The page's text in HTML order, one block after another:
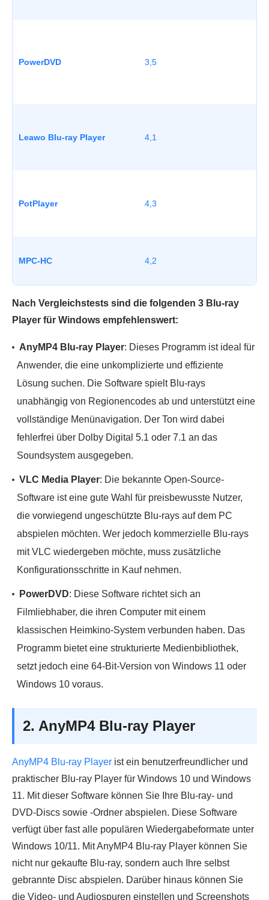
PowerDVD 3,5
Leawo Blu-ray Player 4,1
PotPlayer 4,3
MPC-HC 4,2
Nach Vergleichstests sind die folgenden 3 Blu-ray
Player für Windows empfehlenswert:
AnyMP4 Blu-ray Player: Dieses Programm ist ideal für
Anwender, die eine unkomplizierte und effiziente
Lösung suchen. Die Software spielt Blu-rays
unabhängig von Regionencodes ab und unterstützt eine
vollständige Menünavigation. Der Ton wird dabei
fehlerfrei über Dolby Digital 5.1 oder 7.1 an das
Soundsystem ausgegeben.
VLC Media Player: Die bekannte Open-Source-
Software ist eine gute Wahl für preisbewusste Nutzer,
die vorwiegend ungeschützte Blu-rays auf dem PC
abspielen möchten. Wer jedoch kommerzielle Blu-rays
mit VLC wiedergeben möchte, muss zusätzliche
Konfigurationsschritte in Kauf nehmen.
PowerDVD: Diese Software richtet sich an
Filmliebhaber, die ihren Computer mit einem
klassischen Heimkino-System verbunden haben. Das
Programm bietet eine strukturierte Medienbibliothek,
setzt jedoch eine 64-Bit-Version von Windows 11 oder
Windows 10 voraus.
2. AnyMP4 Blu-ray Player
AnyMP4 Blu-ray Player ist ein benutzerfreundlicher und
praktischer Blu-ray Player für Windows 10 und Windows
11. Mit dieser Software können Sie Ihre Blu-ray- und
DVD-Discs sowie -Ordner abspielen. Diese Software
verfügt über fast alle populären Wiedergabeformate unter
Windows 10/11. Mit AnyMP4 Blu-ray Player können Sie
nicht nur gekaufte Blu-ray, sondern auch Ihre selbst
gebrannte Disc abspielen. Darüber hinaus können Sie
die Video- und Audiospuren einstellen und Screenshots